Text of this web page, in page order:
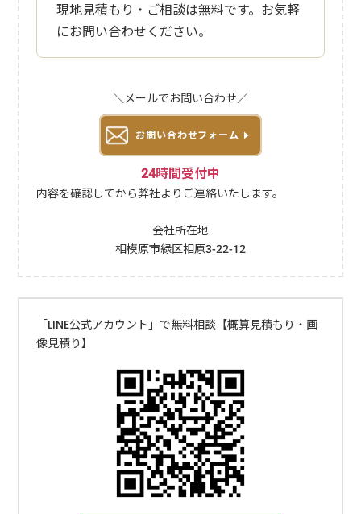
現地見積もり・ご相談は無料です。お気軽
にお問い合わせください。
＼メールでお問い合わせ／
お問い合わせフォーム
24時間受付中
内容を確認してから弊社よりご連絡いたします。
会社所在地
相模原市緑区相原3-22-12
「LINE公式アカウント」で無料相談【概算見積もり・画
像見積り】